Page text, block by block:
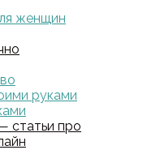
женщин
руками
статьи про